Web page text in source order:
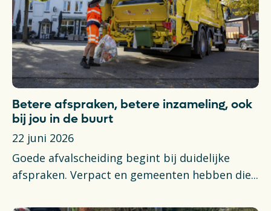
Downloads
De Plastic Wijzer
Deltaplan Circulaire Plastic
Verpakkingen
Financiën
VacaturesOpens in a new tab
Betere afspraken, betere inzameling, ook
bij jou in de buurt
22 juni 2026
Goede afvalscheiding begint bij duidelijke
afspraken. Verpact en gemeenten hebben die...